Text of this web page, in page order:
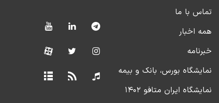
تماس با ما
همه اخبار
خبرنامه
نمایشگاه بورس، بانک و بیمه
نمایشگاه ایران متافو ۱۴۰۲